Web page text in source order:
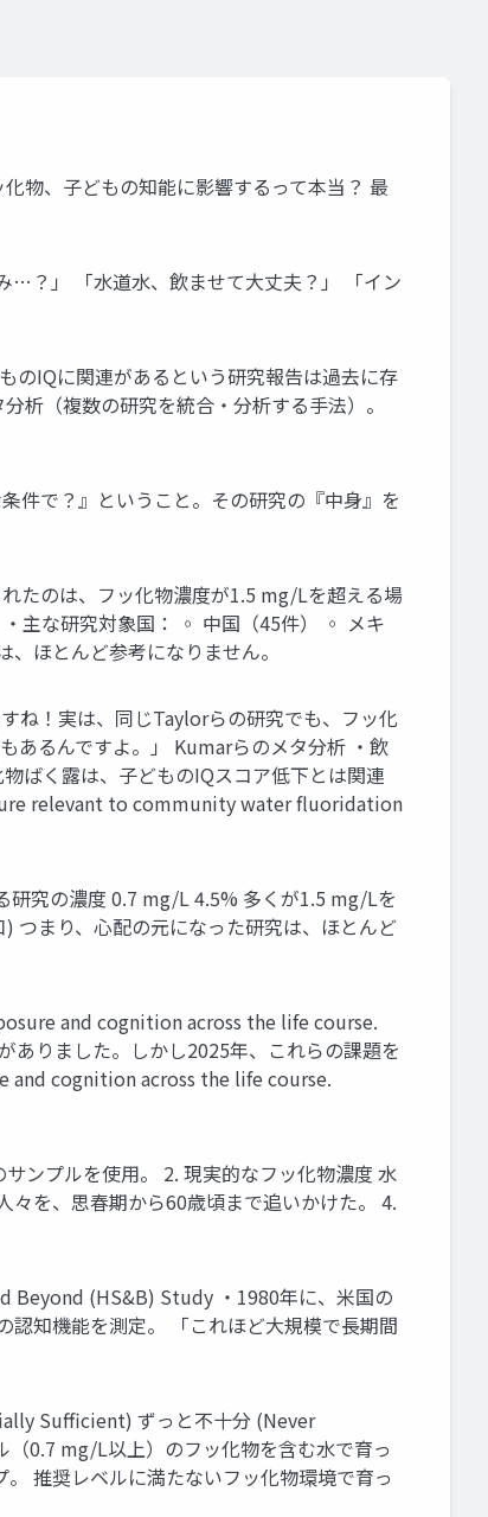
物、子どもの知能に影響するって本当？ 最
…？」 「水道水、飲ませて大丈夫？」 「イン
のIQに関連があるという研究報告は過去に存
析（複数の研究を統合・分析する手法）。
件で？』ということ。その研究の『中身』を
たのは、フッ化物濃度が1.5 mg/Lを超える場
・主な研究対象国： ◦ 中国（45件） ◦ メキ
ほとんど参考になりません。
ね！実は、同じTaylorらの研究でも、フッ化
あるんですよ。」 Kumarらのメタ分析 ・飲
ばく露は、子どものIQスコア低下とは関連
relevant to community water fluoridation
研究の濃度 0.7 mg/L 4.5% 多くが1.5 mg/Lを
つまり、心配の元になった研究は、ほとんど
and cognition across the life course.
ありました。しかし2025年、これらの課題を
and cognition across the life course.
ンプルを使用。 2. 現実的なフッ化物濃度 水
を、思春期から60歳頃まで追いかけた。 4.
Beyond (HS&B) Study ・1980年に、米国の
知機能を測定。 「これほど大規模で長期間
Sufficient) ずっと不十分 (Never
0.7 mg/L以上）のフッ化物を含む水で育っ
推奨レベルに満たないフッ化物環境で育っ